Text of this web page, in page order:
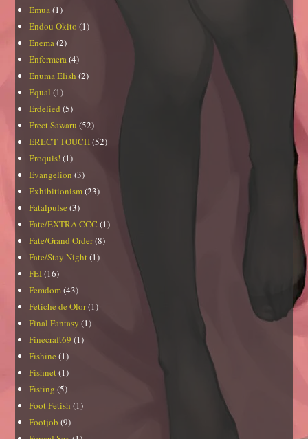
Emua(1)
Endou Okito (1)
Enema(2)
Enfermera(4)
Enuma Elish (2)
Equal (1)
Erdelied (5)
Erect Sawaru (52)
ERECT TOUCH(52)
Eroquis! (1)
Evangelion (3)
Exhibitionism(23)
Fatalpulse (3)
Fate/EXTRA CCC (1)
Fate/Grand Order(8)
Fate/Stay Night (1)
FEI(16)
Femdom(43)
Fetiche de Olor(1)
Final Fantasy (1)
Finecraft69 (1)
Fishine (1)
Fishnet (1)
Fisting (5)
Foot Fetish (1)
Footjob (9)